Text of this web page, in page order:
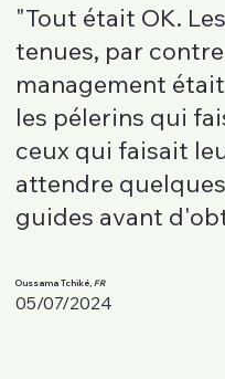
"Tout était OK.
tenues, par
management
les pélerins qui
ceux qui faisait
attendre
guides avant
Oussama Tchiké, FR
05/07/2024